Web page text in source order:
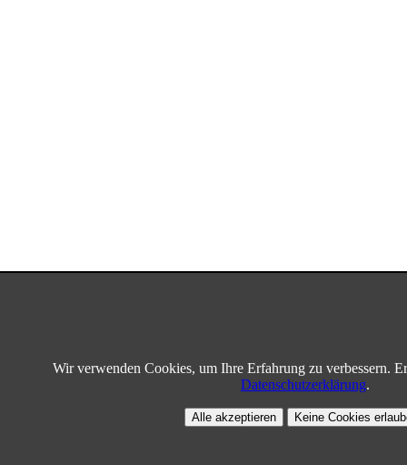
Wir verwenden Cookies, um Ihre Erfahrung zu verbessern.
Datenschutzerklärung.
Alle akzeptieren Keine Cookies